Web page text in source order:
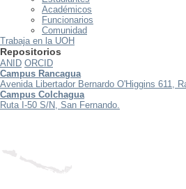
Académicos
Funcionarios
Comunidad
Trabaja en la UOH
Repositorios
ANID ORCID
Campus Rancagua
Avenida Libertador Bernardo O'Higgins 611,
Campus Colchagua
Ruta I-50 S/N, San Fernando.